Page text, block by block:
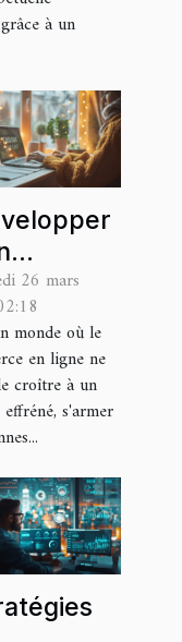
à un
26 mars
monde où le
en ligne ne
croître à un
s'armer